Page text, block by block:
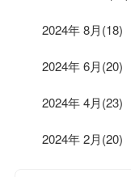
2024年 8月(18)
2024年 6月(20)
2024年 4月(23)
2024年 2月(20)